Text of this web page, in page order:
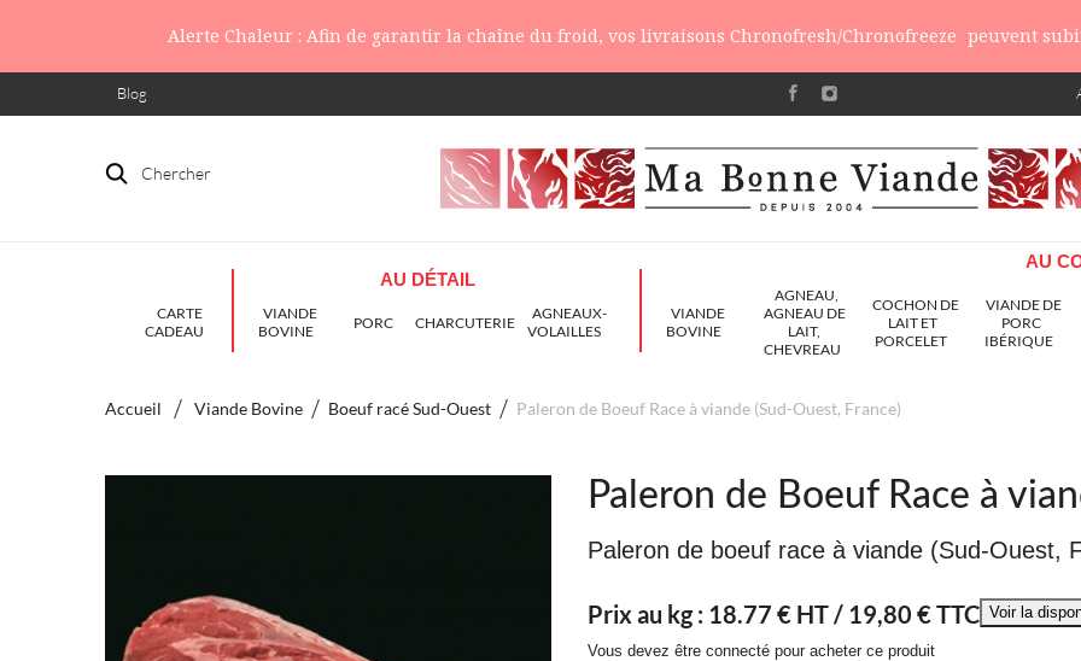
Alerte Chaleur : Afin de garantir la chaîne du froid, vos livraisons Chronofresh/Chronofreeze peuvent
Blog
Chercher
CARTE
CADEAU
AU DÉTAIL
VIANDE
BOVINE
PORC CHARCUTERIE
AGNEAUX-
VOLAILLES
AU
VIANDE
BOVINE
AGNEAU,
AGNEAU DE
LAIT,
CHEVREAU
COCHON DE
LAIT ET
PORCELET
VIANDE DE
PORC
IBÉRIQUE
Accueil Viande Bovine Boeuf racé Sud-Ouest Paleron de Boeuf Race à viande (Sud-Ouest, France)
Paleron de Boeuf Race à
Paleron de boeuf race à viande (Sud-Ouest,
Prix au kg : 18.77 € HT / 19,80 € TTC
Vous devez être connecté pour acheter ce produit